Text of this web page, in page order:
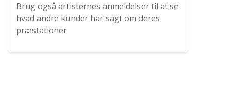
Brug også artisternes anmeldelser til at se
hvad andre kunder har sagt om deres
præstationer